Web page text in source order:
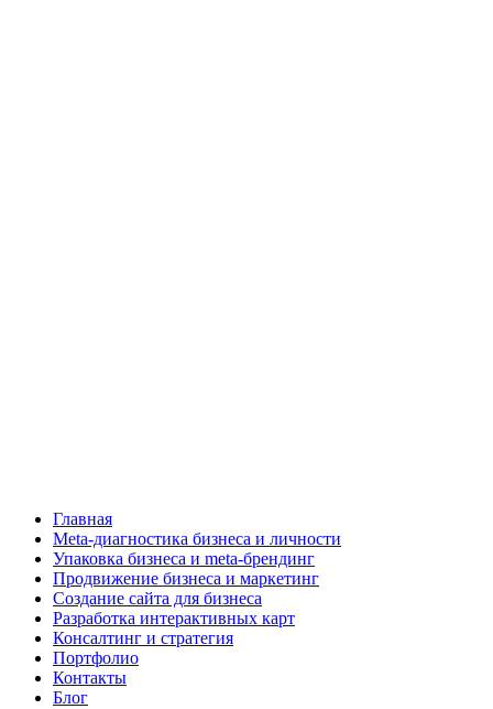
Главная
Meta-диагностика бизнеса и личности
Упаковка бизнеса и meta-брендинг
Продвижение бизнеса и маркетинг
Создание сайта для бизнеса
Разработка интерактивных карт
Консалтинг и стратегия
Портфолио
Контакты
Блог